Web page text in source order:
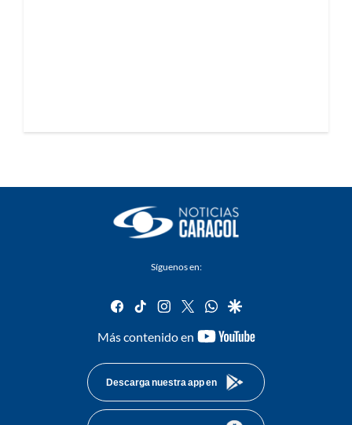
Síguenos en:
facebook
tiktok instagram
twitterwhatsapp
google
Más contenido en
youtube-
Descarga nuestra app en